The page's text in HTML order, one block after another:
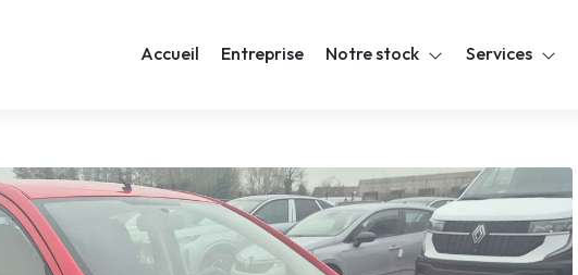
Accueil Entreprise Notre stock Services